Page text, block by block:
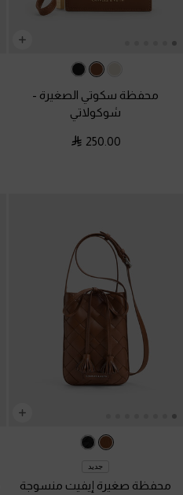
محفظة سكوتي الصغيرة -
شوكولاتي
250.00
جديد
محفظة صغيرة إيفيت منسوجة